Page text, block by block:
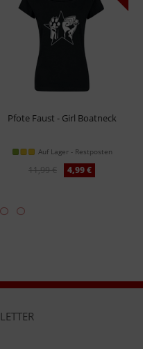
Pfote Faust - Girl Boatneck
Auf Lager - Restposten
11,99 € 4,99 €